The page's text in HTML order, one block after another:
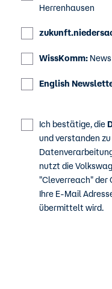
Herrenhausen
WissKomm:
English
Ich bestätige, die
und verstanden
nutzt die
"Cleverreach" der
Ihre E-Mail
übermittelt wird.